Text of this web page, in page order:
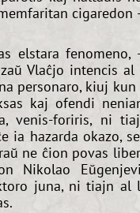
cigaredon
elstara fenomeno,
Vlaĉjo intencis
personaro, kiuj
kaj ofendi
venis-foriris, ni
ia hazarda okazo,
ne ĉion povas
Nikolao
juna, ni tiajn al